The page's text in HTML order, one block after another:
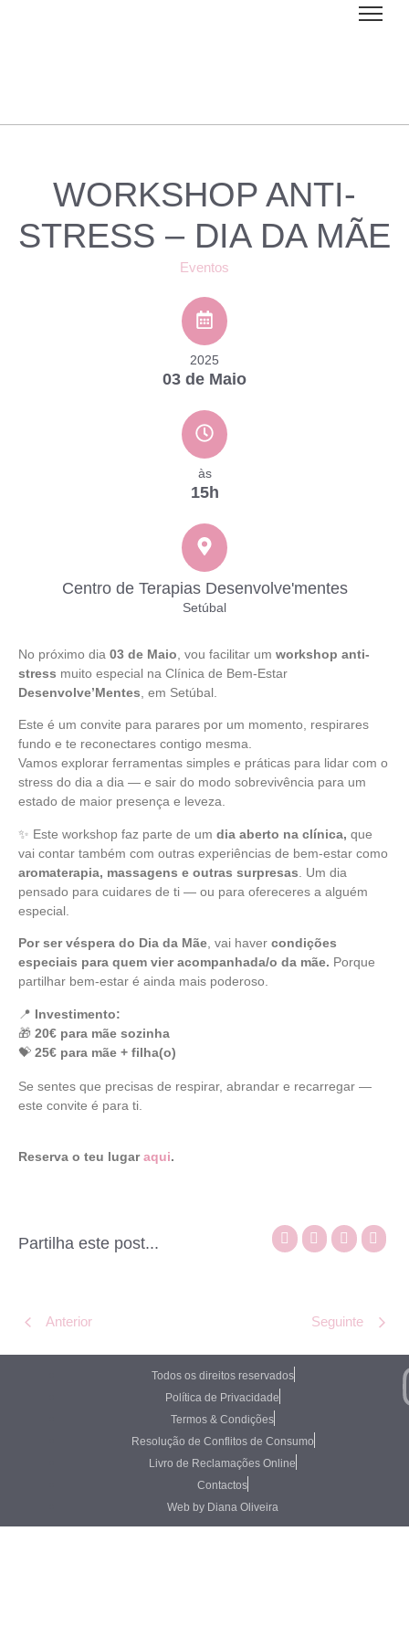
WORKSHOP ANTI-
STRESS – DIA DA MÃE
Eventos
2025
03 de Maio
às
15h
Centro de Terapias Desenvolve'mentes
Setúbal
No próximo dia 03 de Maio , vou facilitar um workshop anti-
stress muito especial na Clínica de Bem-Estar
Desenvolve’Mentes , em Setúbal.
Este é um convite para parares por um momento, respirares
fundo e te reconectares contigo mesma.
Vamos explorar ferramentas simples e práticas para lidar com o
stress do dia a dia — e sair do modo sobrevivência para um
estado de maior presença e leveza.
✨ Este workshop faz parte de um dia aberto na clínica, que
vai contar também com outras experiências de bem-estar como
aromaterapia, massagens e outras surpresas . Um dia
pensado para cuidares de ti — ou para ofereceres a alguém
especial.
Por ser véspera do Dia da Mãe , vai haver condições
especiais para quem vier acompanhada/o da mãe. Porque
partilhar bem-estar é ainda mais poderoso.
📍 Investimento:
🎁 20€ para mãe sozinha
💝 25€ para mãe + filha(o)
Se sentes que precisas de respirar, abrandar e recarregar —
este convite é para ti.
Reserva o teu lugaraqui.
Partilha este post...
Anterior Seguinte
Todos os direitos reservados
Política de Privacidade
Termos & Condições
Resolução de Conflitos de Consumo
Livro de Reclamações Online
Contactos
Web by Diana Oliveira